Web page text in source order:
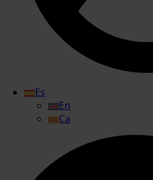
Es
En
Ca